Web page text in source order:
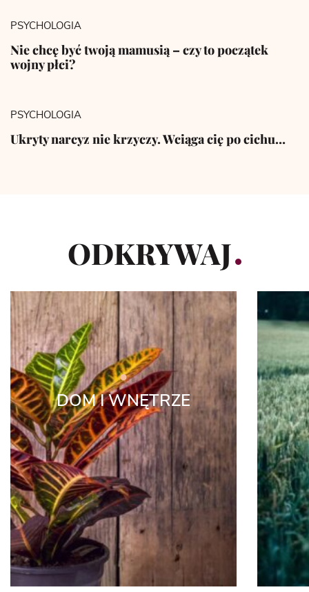
PSYCHOLOGIA
Nie chcę być twoją mamusią – czy to początek
wojny płci?
PSYCHOLOGIA
Ukryty narcyz nie krzyczy. Wciąga cię po cichu…
ODKRYWAJ
DOM I WNĘTRZE